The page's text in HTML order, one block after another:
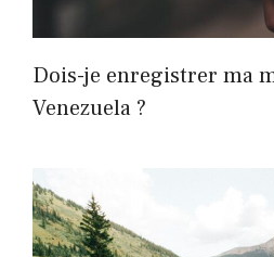
Dois-je enregistrer ma
Venezuela ?